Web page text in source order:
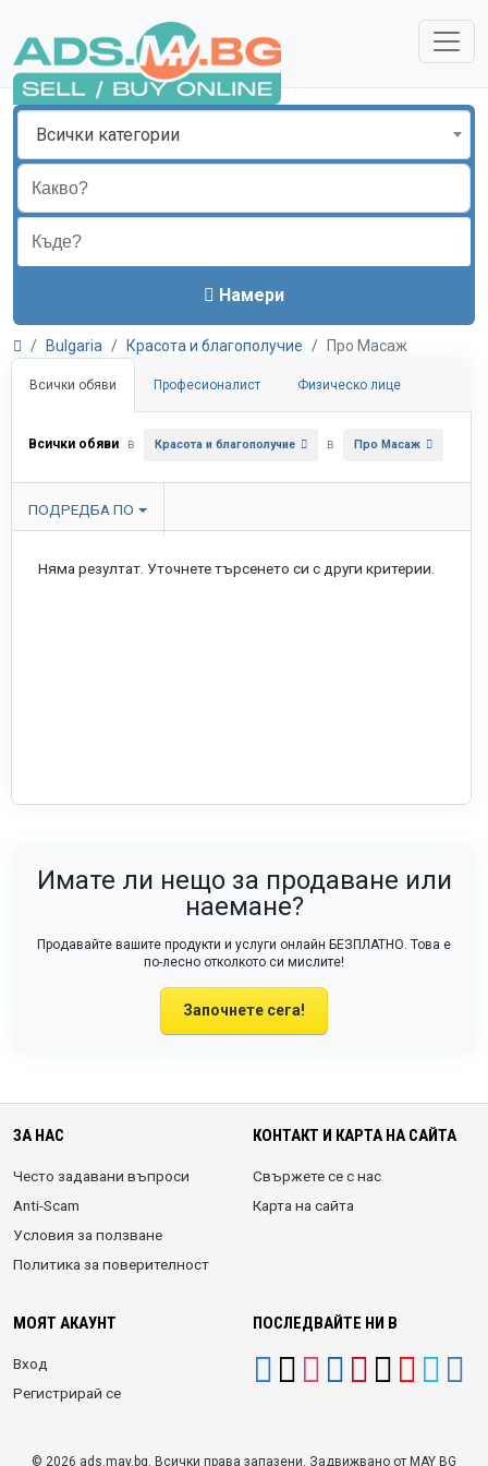
Всички категории
Намери
Bulgaria Красота и благополучие Про Масаж
Всички обяви Професионалист Физическо лице
Всички обяви в Красота и благополучие в Про Масаж
ПОДРЕДБА ПО
Няма резултат. Уточнете търсенето си с други критерии.
Имате ли нещо за продаване или
наемане?
Продавайте вашите продукти и услуги онлайн БЕЗПЛАТНО. Това е
по-лесно отколкото си мислите!
Започнете сега!
ЗА НАС
Често задавани въпроси
Anti-Scam
Условия за ползване
Политика за поверителност
КОНТАКТ И КАРТА НА САЙТА
Свържете се с нас
Карта на сайта
МОЯТ АКАУНТ
Вход
Регистрирай се
ПОСЛЕДВАЙТЕ НИ В
© 2026 ads.may.bg. Всички права запазени. Задвижвано от MAY BG